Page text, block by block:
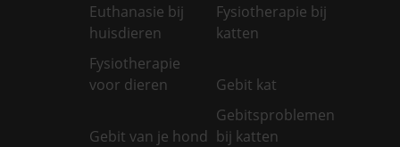
Euthanasie bij
huisdieren
Fysiotherapie bij
katten
Fysiotherapie
voor dieren
Gebit kat
Gebit van je hond
Gebitsproblemen
bij katten